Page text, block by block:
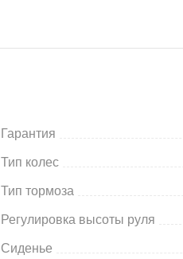
Гарантия
Тип колес
Тип тормоза
Регулировка высоты руля
Сиденье